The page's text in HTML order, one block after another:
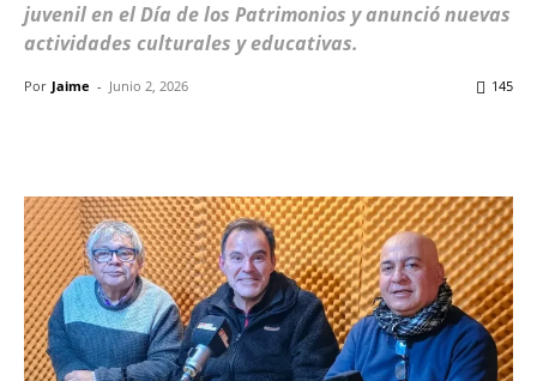
juvenil en el Día de los Patrimonios y anunció nuevas
actividades culturales y educativas.
Por Jaime - Junio 2, 2026 145